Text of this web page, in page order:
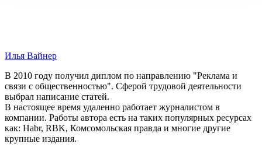
Илья Вайнер
В 2010 году получил диплом по направлению "Реклама и
связи с общественностью". Сферой трудовой деятельности
выбрал написание статей.
В настоящее время удаленно работает журналистом в
компании. Работы автора есть на таких популярных ресурсах
как: Habr, RBK, Комсомольская правда и многие другие
крупные издания.